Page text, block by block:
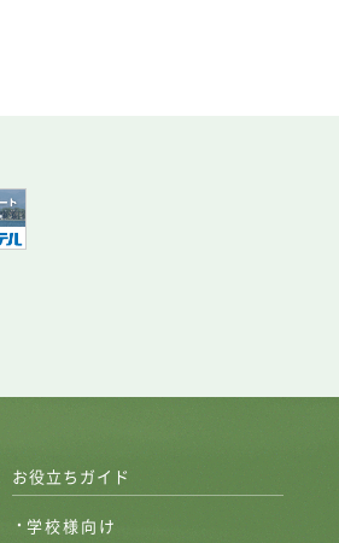
お役立ちガイド
学校様向け